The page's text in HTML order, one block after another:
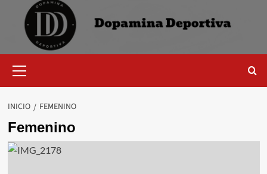
contenido
primario
INICIO FEMENINO
Femenino